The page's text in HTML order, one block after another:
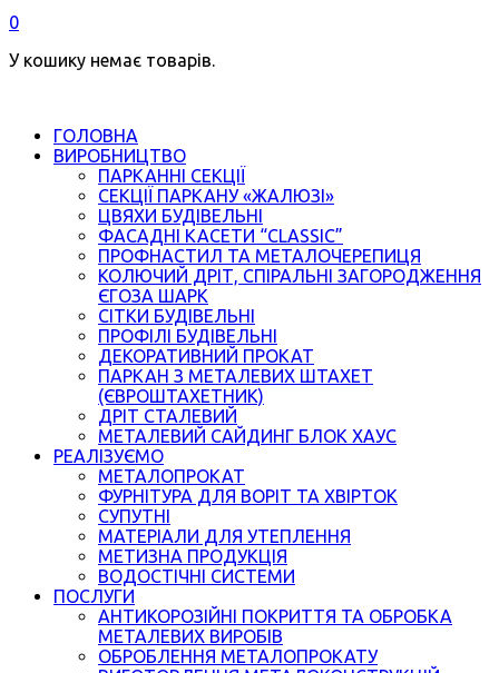
0
У кошику немає товарів.
ГОЛОВНА
ВИРОБНИЦТВО
ПАРКАННІ СЕКЦІЇ
СЕКЦІЇ ПАРКАНУ «ЖАЛЮЗІ»
ЦВЯХИ БУДІВЕЛЬНІ
ФАСАДНІ КАСЕТИ “CLASSIC”
ПРОФНАСТИЛ ТА МЕТАЛОЧЕРЕПИЦЯ
КОЛЮЧИЙ ДРІТ, СПІРАЛЬНІ ЗАГОРОДЖЕННЯ
ЄГОЗА ШАРК
СІТКИ БУДІВЕЛЬНІ
ПРОФІЛІ БУДІВЕЛЬНІ
ДЕКОРАТИВНИЙ ПРОКАТ
ПАРКАН З МЕТАЛЕВИХ ШТАХЕТ
(ЄВРОШТАХЕТНИК)
ДРІТ СТАЛЕВИЙ
МЕТАЛЕВИЙ САЙДИНГ БЛОК ХАУС
РЕАЛІЗУЄМО
МЕТАЛОПРОКАТ
ФУРНІТУРА ДЛЯ ВОРІТ ТА ХВІРТОК
СУПУТНІ
МАТЕРІАЛИ ДЛЯ УТЕПЛЕННЯ
МЕТИЗНА ПРОДУКЦІЯ
ВОДОСТІЧНІ СИСТЕМИ
ПОСЛУГИ
АНТИКОРОЗІЙНІ ПОКРИТТЯ ТА ОБРОБКА
МЕТАЛЕВИХ ВИРОБІВ
ОБРОБЛЕННЯ МЕТАЛОПРОКАТУ